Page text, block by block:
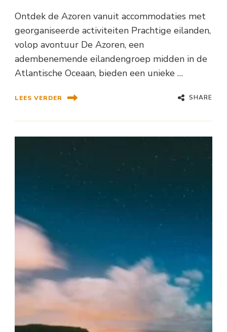
Ontdek de Azoren vanuit accommodaties met
georganiseerde activiteiten Prachtige eilanden,
volop avontuur De Azoren, een
adembenemende eilandengroep midden in de
Atlantische Oceaan, bieden een unieke …
LEES VERDER SHARE